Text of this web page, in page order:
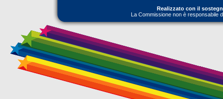
Realizzato con il
La Commissione non è responsabile